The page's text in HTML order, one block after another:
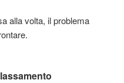
alla volta, il problema